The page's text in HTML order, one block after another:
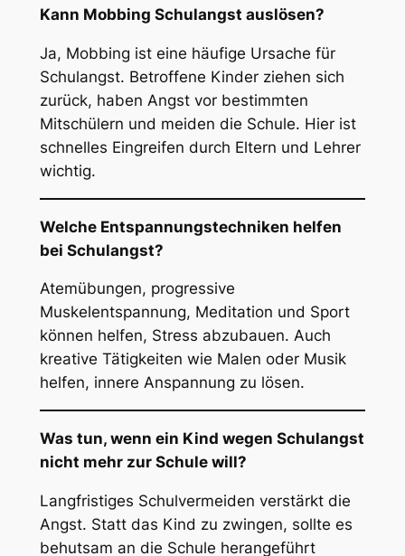
Kann Mobbing Schulangst auslösen?
Ja, Mobbing ist eine häufige Ursache für
Schulangst. Betroffene Kinder ziehen sich
zurück, haben Angst vor bestimmten
Mitschülern und meiden die Schule. Hier ist
schnelles Eingreifen durch Eltern und Lehrer
wichtig.
Welche Entspannungstechniken helfen
bei Schulangst?
Atemübungen, progressive
Muskelentspannung, Meditation und Sport
können helfen, Stress abzubauen. Auch
kreative Tätigkeiten wie Malen oder Musik
helfen, innere Anspannung zu lösen.
Was tun, wenn ein Kind wegen Schulangst
nicht mehr zur Schule will?
Langfristiges Schulvermeiden verstärkt die
Angst. Statt das Kind zu zwingen, sollte es
behutsam an die Schule herangeführt